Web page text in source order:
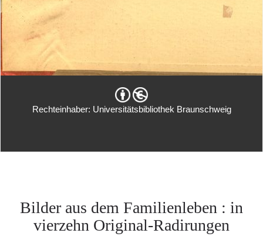
Rechteinhaber: Universitätsbibliothek Braunschweig
Bilder aus dem Familienleben : in
vierzehn Original-Radirungen